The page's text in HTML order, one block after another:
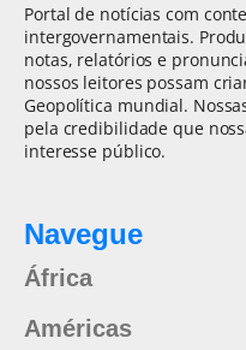
Portal de notícias com
intergovernamentais.
notas, relatórios e
nossos leitores possam
Geopolítica mundial.
pela credibilidade que
interesse público.
Navegue
África
Américas